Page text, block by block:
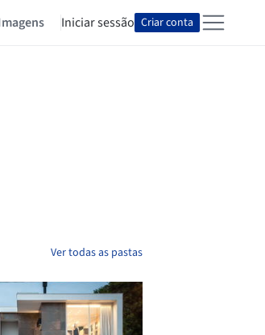
Iniciar sessão Criar conta
Ver todas as pastas